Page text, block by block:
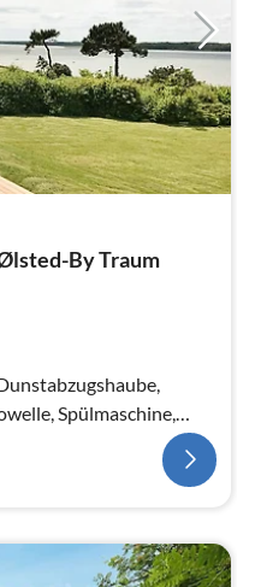
By Traum
Spülmaschine,
Waschmaschine)